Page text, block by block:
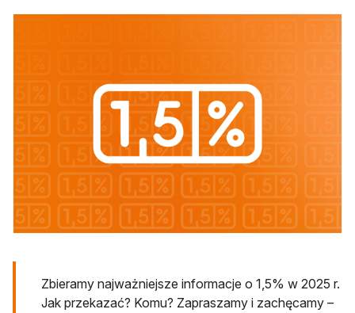
Zbieramy najważniejsze informacje o 1,5% w 2025 r.
Jak przekazać? Komu? Zapraszamy i zachęcamy –